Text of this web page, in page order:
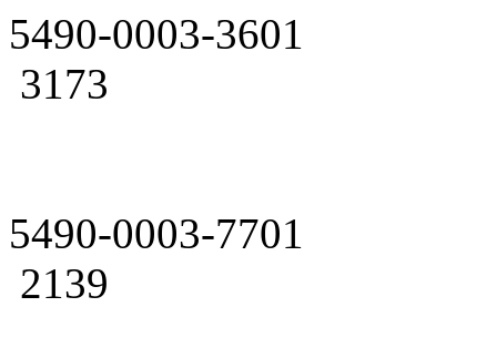
5490-0003-3601
3173
5490-0003-7701
2139